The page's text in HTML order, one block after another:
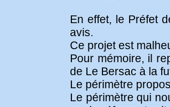
En effet, le Préfet
avis.
Ce projet est
Pour mémoire, il
de Le Bersac à la
Le périmètre
Le périmètre qui